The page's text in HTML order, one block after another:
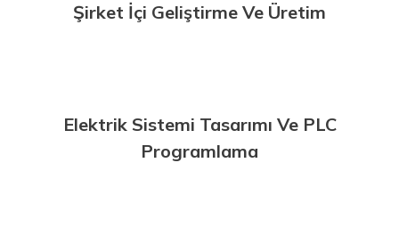
Şirket İçi Geliştirme Ve Üretim
Elektrik Sistemi Tasarımı Ve PLC
Programlama